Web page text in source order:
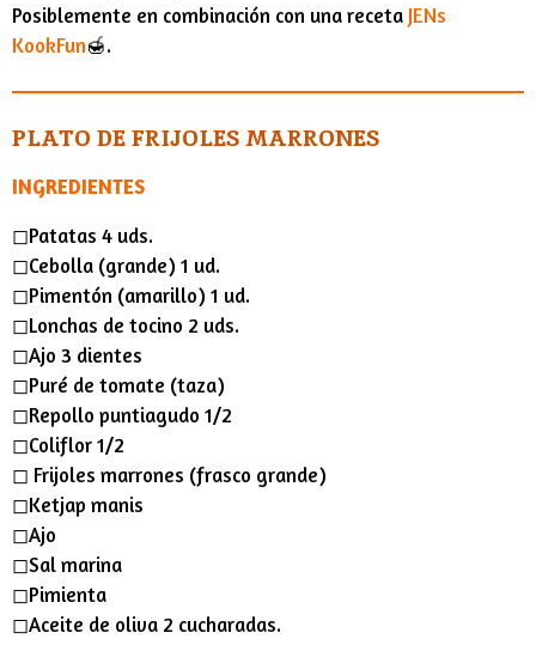
Posiblemente en combinación con una receta JENs
KookFun🍯.
PLATO DE FRIJOLES MARRONES
INGREDIENTES
◻︎Patatas 4 uds.
◻︎Cebolla (grande) 1 ud.
◻︎Pimentón (amarillo) 1 ud.
◻︎Lonchas de tocino 2 uds.
◻︎Ajo 3 dientes
◻︎Puré de tomate (taza)
◻︎Repollo puntiagudo 1/2
◻︎Coliflor 1/2
◻︎ Frijoles marrones (frasco grande)
◻︎Ketjap manis
◻︎Ajo
◻︎Sal marina
◻︎Pimienta
◻︎Aceite de oliva 2 cucharadas.